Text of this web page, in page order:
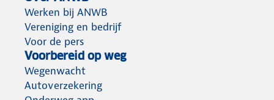
Werken bij ANWB
Vereniging en bedrijf
Voor de pers
Voorbereid op weg
Wegenwacht
Autoverzekering